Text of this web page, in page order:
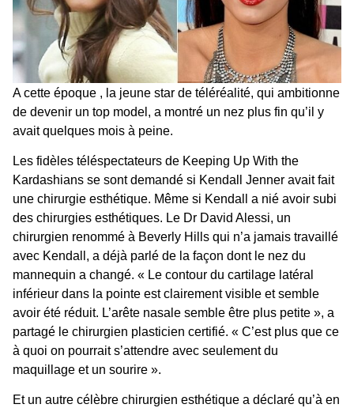
A cette époque , la jeune star de téléréalité, qui ambitionne
de devenir un top model, a montré un nez plus fin qu’il y
avait quelques mois à peine.
Les fidèles téléspectateurs de Keeping Up With the
Kardashians se sont demandé si Kendall Jenner avait fait
une chirurgie esthétique. Même si Kendall a nié avoir subi
des chirurgies esthétiques. Le Dr David Alessi, un
chirurgien renommé à Beverly Hills qui n’a jamais travaillé
avec Kendall, a déjà parlé de la façon dont le nez du
mannequin a changé. « Le contour du cartilage latéral
inférieur dans la pointe est clairement visible et semble
avoir été réduit. L’arête nasale semble être plus petite », a
partagé le chirurgien plasticien certifié. « C’est plus que ce
à quoi on pourrait s’attendre avec seulement du
maquillage et un sourire ».
Et un autre célèbre chirurgien esthétique a déclaré qu’à en